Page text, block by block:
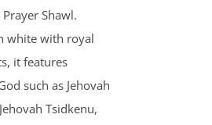
Shawl.
white with royal
it features
such as Jehovah
Tsidkenu,